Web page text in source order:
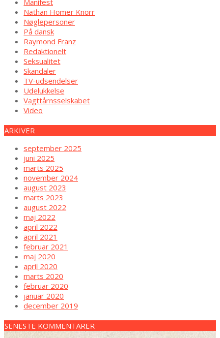
Manifest
Nathan Homer Knorr
Nøglepersoner
På dansk
Raymond Franz
Redaktionelt
Seksualitet
Skandaler
TV-udsendelser
Udelukkelse
Vagttårnsselskabet
Video
ARKIVER
september 2025
juni 2025
marts 2025
november 2024
august 2023
marts 2023
august 2022
maj 2022
april 2022
april 2021
februar 2021
maj 2020
april 2020
marts 2020
februar 2020
januar 2020
december 2019
SENESTE KOMMENTARER